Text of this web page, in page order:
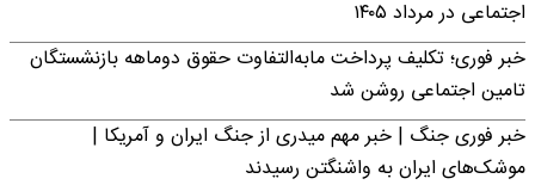
اجتماعی در مرداد ۱۴۰۵
خبر فوری؛ تکلیف پرداخت مابه‌التفاوت حقوق دوماهه بازنشستگان
تامین اجتماعی روشن شد
خبر فوری جنگ | خبر مهم میدری از جنگ ایران و آمریکا |
موشک‌های ایران به واشنگتن رسیدند